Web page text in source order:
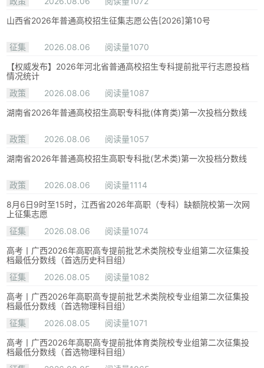
山西省2026年普通高校招生征集志愿公告[2026]第10号
征集 2026.08.06
阅读量1070
【权威发布】2026年河北省普通高校招生专科提前批平行志愿投档
情况统计
政策
2026.08.06
阅读量1087
湖南省2026年普通高校招生高职专科批(体育类)第一次投档分数线
政策 2026.08.06
阅读量1057
湖南省2026年普通高校招生高职专科批(艺术类)第一次投档分数线
政策 2026.08.06
阅读量1114
8月6日9时至15时，江西省2026年高职（专科）缺额院校第一次网
上征集志愿
征集
2026.08.06
阅读量1074
高考丨广西2026年高职高专提前批艺术类院校专业组第二次征集投
档最低分数线（首选历史科目组）
征集
2026.08.05
阅读量1082
高考丨广西2026年高职高专提前批艺术类院校专业组第二次征集投
档最低分数线（首选物理科目组）
征集
2026.08.05
阅读量1071
高考丨广西2026年高职高专提前批体育类院校专业组第二次征集投
档最低分数线（首选物理科目组）